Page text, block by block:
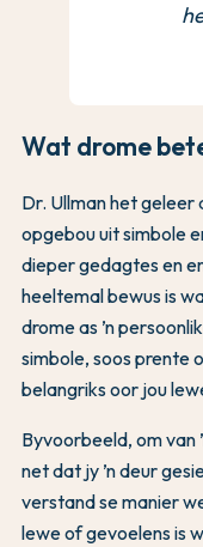
Wat drome
Dr. Ullman het geleer
opgebou uit simbole
dieper gedagtes en
heeltemal bewus is
drome as ’n
simbole, soos prente
belangriks oor jou
Byvoorbeeld, om van
net dat jy ’n deur
verstand se manier
lewe of gevoelens is